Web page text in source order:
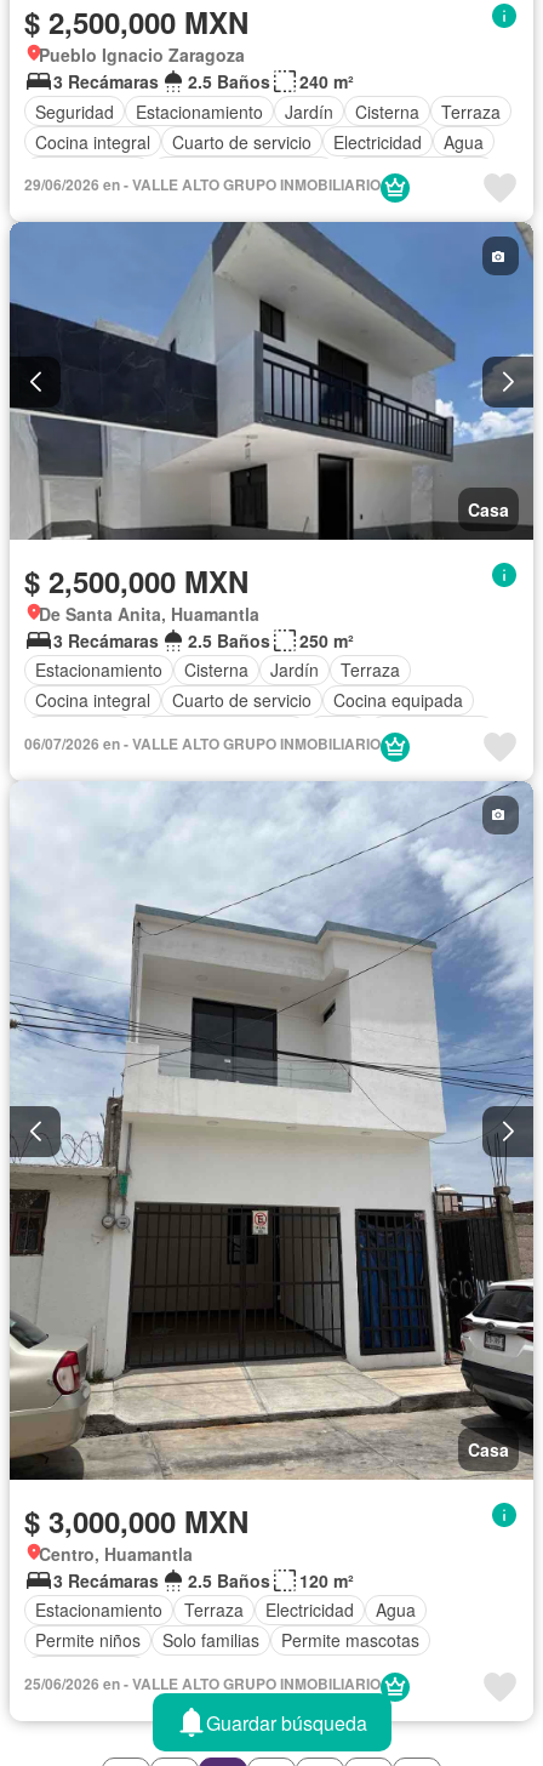
$ 2,500,000 MXN
Pueblo Ignacio Zaragoza
3 Recámaras
2.5 Baños
240 m²
Seguridad
Estacionamiento Jardín Cisterna
Terraza
Cocina integral
Cuarto de servicio Electricidad
Agua
Permite mascotas
Sin amueblar
29/06/2026 en - VALLE ALTO GRUPO INMOBILIARIO
Casa
$ 2,500,000 MXN
De Santa Anita, Huamantla
3 Recámaras
2.5 Baños
250 m²
Estacionamiento
Cisterna Jardín
Terraza
Cocina integral
Cuarto de servicio
Cocina equipada
Zonas verdes
Permite niños
Parcialmente amueblado
06/07/2026 en - VALLE ALTO GRUPO INMOBILIARIO
Casa
$ 3,000,000 MXN
Centro, Huamantla
3 Recámaras
2.5 Baños
120 m²
Estacionamiento
Terraza Electricidad
Agua
Permite niños
Solo familias
Permite mascotas
25/06/2026 en - VALLE ALTO GRUPO INMOBILIARIO
Guardar búsqueda